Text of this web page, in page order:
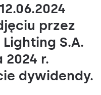
przez
Lighting S.A.
2024 r.
dywidendy.